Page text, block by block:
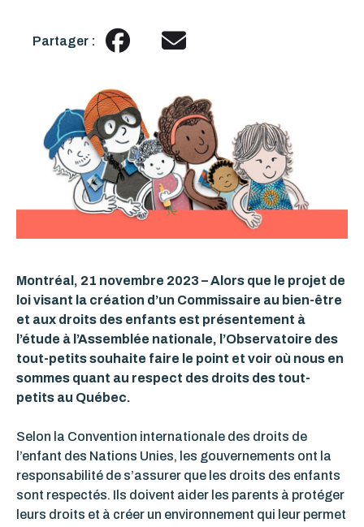
Partager :
Montréal, 21 novembre 2023 – Alors que le projet de
loi visant la création d’un Commissaire au bien-être
et aux droits des enfants est présentement à
l’étude à l’Assemblée nationale, l’Observatoire des
tout-petits souhaite faire le point et voir où nous en
sommes quant au respect des droits des tout-
petits au Québec.
Selon la Convention internationale des droits de
l’enfant des Nations Unies, les gouvernements ont la
responsabilité de s’assurer que les droits des enfants
sont respectés. Ils doivent aider les parents à protéger
leurs droits et à créer un environnement qui leur permet